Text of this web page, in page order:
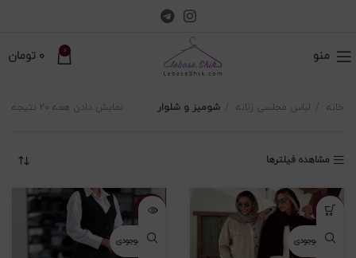
منو 0
0 تومان
خانه لباس مجلسی زنانه شومیز و شلوار نمایش دادن همه ۲۰ نتیجه
مشاهده فیلترها
-۴۷%
اتمام موجودی
-۳۱%
اتمام موجودی